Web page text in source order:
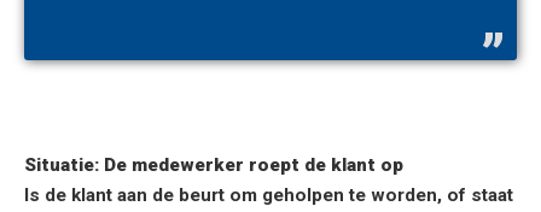
Situatie: De medewerker roept de klant op
Is de klant aan de beurt om geholpen te worden, of staat